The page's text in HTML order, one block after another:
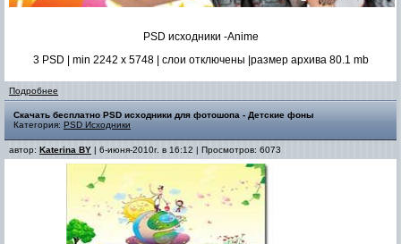
PSD исходники -Anime
3 PSD | min 2242 x 5748 | слои отключены |размер архива 80.1 mb
Подробнее
Скачать бесплатно PSD исходники для фотошопа - Детские фоны
Категория: PSD Исходники
автор: Katerina BY | 6-июня-2010г. в 16:12 | Просмотров: 6073